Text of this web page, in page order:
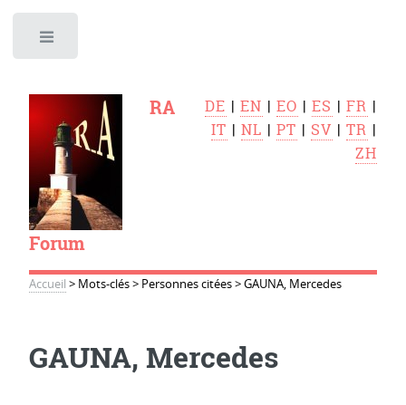
RA
Forum
DE |EN |EO |ES |FR |
IT |NL |PT | SV |TR |
ZH
Accueil > Mots-clés> Personnes citées>GAUNA, Mercedes
GAUNA, Mercedes